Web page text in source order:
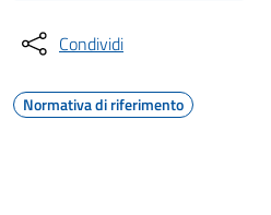
Condividi
Normativa di riferimento